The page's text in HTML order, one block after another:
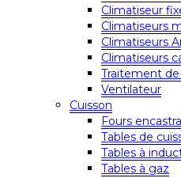
Climatiseur
Climatiseurs
Climatiseurs
Climatiseurs
Traitement de
Ventilateur
Cuisson
Fours
Tables de
Tables à
Tables à gaz